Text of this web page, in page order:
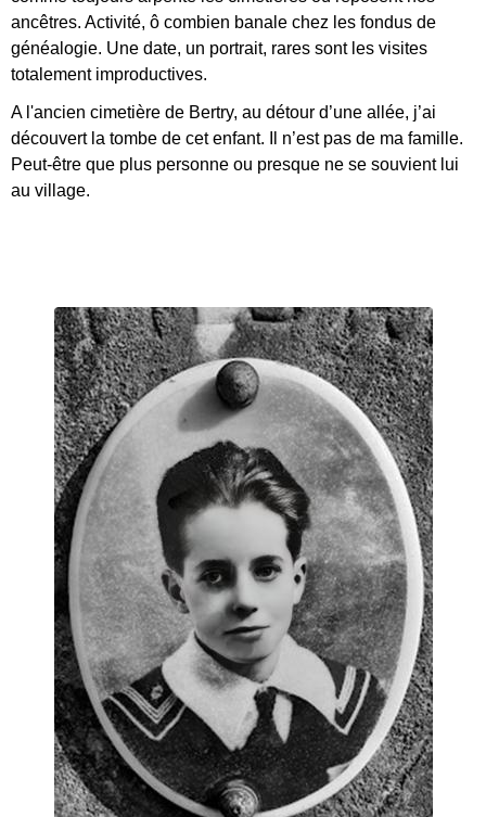
ancêtres. Activité, ô combien banale chez les fondus de
généalogie. Une date, un portrait, rares sont les visites
totalement improductives.
A l'ancien cimetière de Bertry, au détour d’une allée, j’ai
découvert la tombe de cet enfant. Il n’est pas de ma famille.
Peut-être que plus personne ou presque ne se souvient lui
au village.